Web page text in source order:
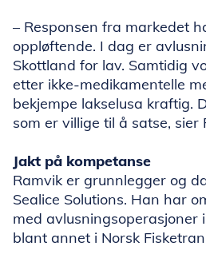
– Responsen fra markedet
oppløftende. I dag er
Skottland for lav. Samtidig
etter ikke-medikamentelle
bekjempe lakselusa kraftig.
som er villige til å satse, sier
Jakt på kompetanse
Ramvik er grunnlegger og
Sealice Solutions. Han har
med avlusningsoperasjoner
blant annet i Norsk